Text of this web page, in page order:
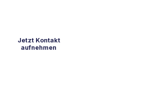
Jetzt Kontakt
aufnehmen